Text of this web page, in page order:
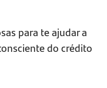
para te ajudar a
do crédito